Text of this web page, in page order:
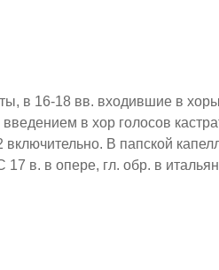
в 16-18 вв. входившие в
в хор голосов
В папской
17 в. в опере, гл. обр. в